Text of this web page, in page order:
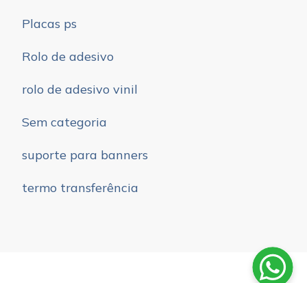
Placas ps
Rolo de adesivo
rolo de adesivo vinil
Sem categoria
suporte para banners
termo transferência